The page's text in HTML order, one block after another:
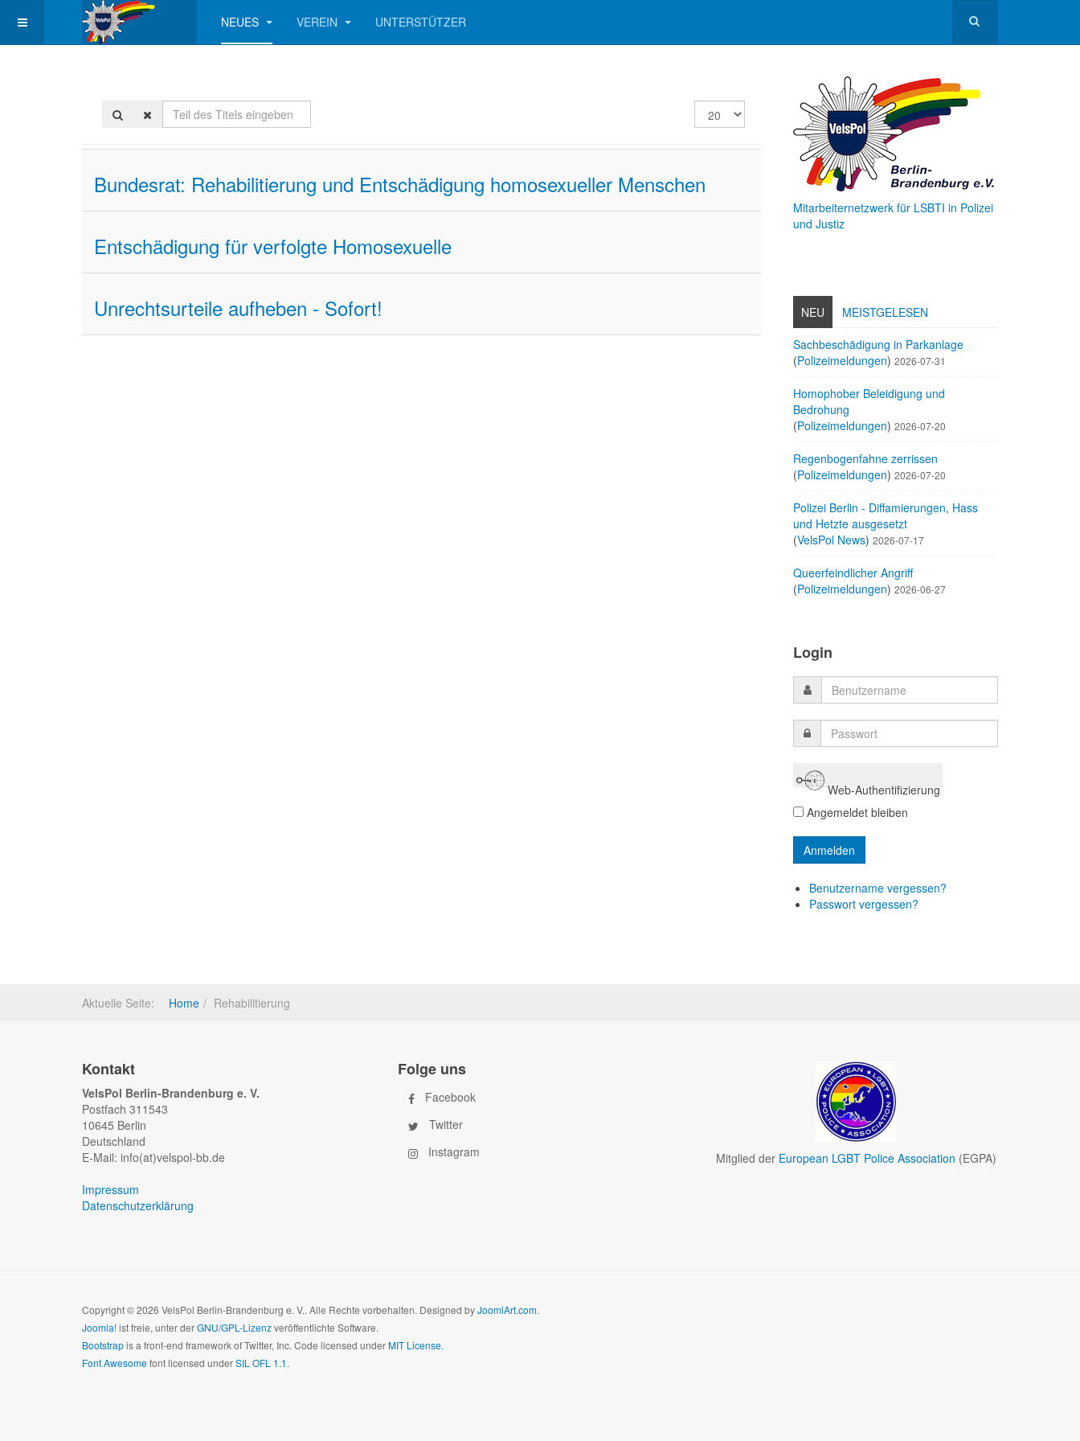
NEUES VEREIN UNTERSTÜTZER
Teil
des
Anzeige
#
Bundesrat: Rehabilitierung und Entschädigung homosexueller Menschen
Entschädigung für verfolgte Homosexuelle
Unrechtsurteile aufheben - Sofort!
Mitarbeiternetzwerk für LSBTI in Polizei
und Justiz
NEU
MEISTGELESEN
Sachbeschädigung in Parkanlage
(Polizeimeldungen) 2026-07-31
Homophober Beleidigung und
Bedrohung
(Polizeimeldungen) 2026-07-20
Regenbogenfahne zerrissen
(Polizeimeldungen) 2026-07-20
Polizei Berlin - Diffamierungen, Hass
und Hetzte ausgesetzt
(VelsPol News) 2026-07-17
Queerfeindlicher Angriff
(Polizeimeldungen) 2026-06-27
Login
Web-Authentifizierung
Angemeldet bleiben
Benutzername vergessen?
Passwort vergessen?
Aktuelle Seite: Home Rehabilitierung
Kontakt
VelsPol Berlin-Brandenburg e. V.
Postfach 311543
10645 Berlin
Deutschland
E-Mail: info(at)velspol-bb.de
Impressum
Datenschutzerklärung
Folge uns
Facebook
Twitter
Instagram
Mitglied der European LGBT Police Association (EGPA)
Copyright © 2026 VelsPol Berlin-Brandenburg e. V.. Alle Rechte vorbehalten. Designed byJoomlArt.com.
Joomla!ist freie, unter derGNU/GPL-Lizenzveröffentlichte Software.
Bootstrapis a front-end framework of Twitter, Inc. Code licensed underMIT License.
Font Awesomefont licensed underSIL OFL 1.1.